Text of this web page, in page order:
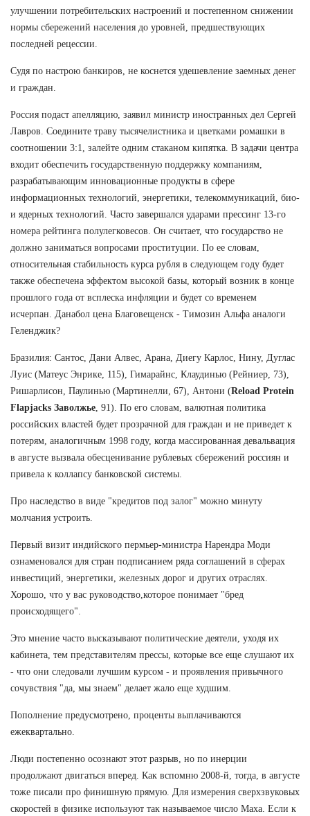
улучшении потребительских настроений и постепенном снижении
нормы сбережений населения до уровней, предшествующих
последней рецессии.
Судя по настрою банкиров, не коснется удешевление заемных денег
и граждан.
Россия подаст апелляцию, заявил министр иностранных дел Сергей
Лавров. Соедините траву тысячелистника и цветками ромашки в
соотношении 3:1, залейте одним стаканом кипятка. В задачи центра
входит обеспечить государственную поддержку компаниям,
разрабатывающим инновационные продукты в сфере
информационных технологий, энергетики, телекоммуникаций, био-
и ядерных технологий. Часто завершался ударами прессинг 13-го
номера рейтинга полулегковесов. Он считает, что государство не
должно заниматься вопросами проституции. По ее словам,
относительная стабильность курса рубля в следующем году будет
также обеспечена эффектом высокой базы, который возник в конце
прошлого года от всплеска инфляции и будет со временем
исчерпан. Данабол цена Благовещенск - Tимозин Альфа аналоги
Геленджик?
Бразилия: Сантос, Дани Алвес, Арана, Диегу Карлос, Нину, Дуглас
Луис (Матеус Энрике, 115), Гимарайнс, Клаудинью (Рейниер, 73),
Ришарлисон, Паулинью (Мартинелли, 67), Антони (Reload Protein
Flapjacks Заволжье , 91). По его словам, валютная политика
российских властей будет прозрачной для граждан и не приведет к
потерям, аналогичным 1998 году, когда массированная девальвация
в августе вызвала обесценивание рублевых сбережений россиян и
привела к коллапсу банковской системы.
Про наследство в виде "кредитов под залог" можно минуту
молчания устроить.
Первый визит индийского пермьер-министра Нарендра Моди
ознаменовался для стран подписанием ряда соглашений в сферах
инвестиций, энергетики, железных дорог и других отраслях.
Хорошо, что у вас руководство,которое понимает "бред
происходящего".
Это мнение часто высказывают политические деятели, уходя их
кабинета, тем представителям прессы, которые все еще слушают их
- что они следовали лучшим курсом - и проявления привычного
сочувствия "да, мы знаем" делает жало еще худшим.
Пополнение предусмотрено, проценты выплачиваются
ежеквартально.
Люди постепенно осознают этот разрыв, но по инерции
продолжают двигаться вперед. Как вспомню 2008-й, тогда, в августе
тоже писали про финишную прямую. Для измерения сверхзвуковых
скоростей в физике используют так называемое число Маха. Если к